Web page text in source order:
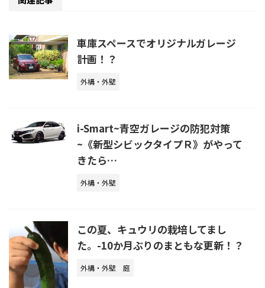
車庫スペースでオリジナルガレージ
計画！？
外構・外壁
i-Smart~青空ガレージの防犯対策
~《新型シビックタイプＲ》がやって
きたら…
外構・外壁
この夏、キュウリの栽培してまし
た。-10か月ぶりのまともな更新！？
外構・外壁 庭